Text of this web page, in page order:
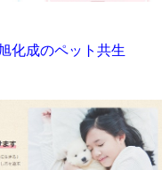
化成のペット共生